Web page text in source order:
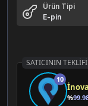
Ürün Tipi
E-pin
SATICININ TEKLIFI
10
%